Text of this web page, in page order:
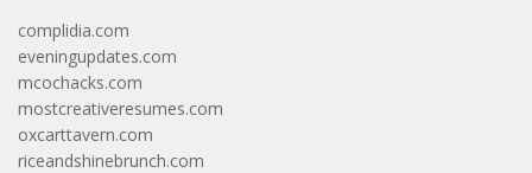
complidia.com
eveningupdates.com
mcochacks.com
mostcreativeresumes.com
oxcarttavern.com
riceandshinebrunch.com